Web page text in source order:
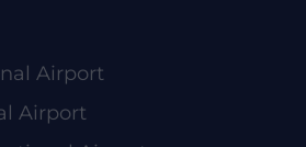
Airport
Airport